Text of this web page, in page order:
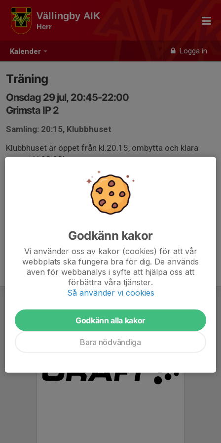
Kalender Logga in
Vällingby AIK
Herr
Träning
Onsdag 29 jul, 20:45-22:00
Grimsta IP 2
Samling: 20:15, Klubbhuset
Klubbhuset är öppet från kl.20.15, ombytta och klara
senast kl.20.30!
Godkänn kakor
Vi använder oss av kakor (cookies) för att vår
webbplats ska fungera bra för dig. De används
även för webbanalys i syfte att hjälpa oss att
förbättra våra tjänster.
Så använder vi cookies
Godkänn alla kakor
Bara nödvändiga